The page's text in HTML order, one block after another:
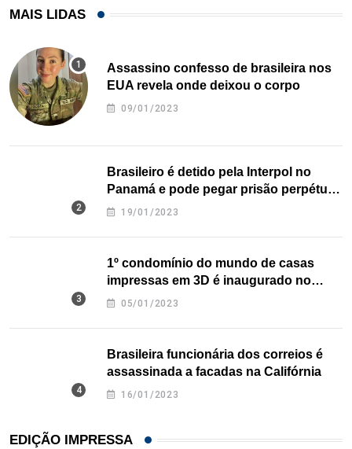
MAIS LIDAS
Assassino confesso de brasileira nos
EUA revela onde deixou o corpo
09/01/2023
Brasileiro é detido pela Interpol no
Panamá e pode pegar prisão perpétua
nos EUA
19/01/2023
1º condomínio do mundo de casas
impressas em 3D é inaugurado no
Texas
05/01/2023
Brasileira funcionária dos correios é
assassinada a facadas na Califórnia
16/01/2023
EDIÇÃO IMPRESSA